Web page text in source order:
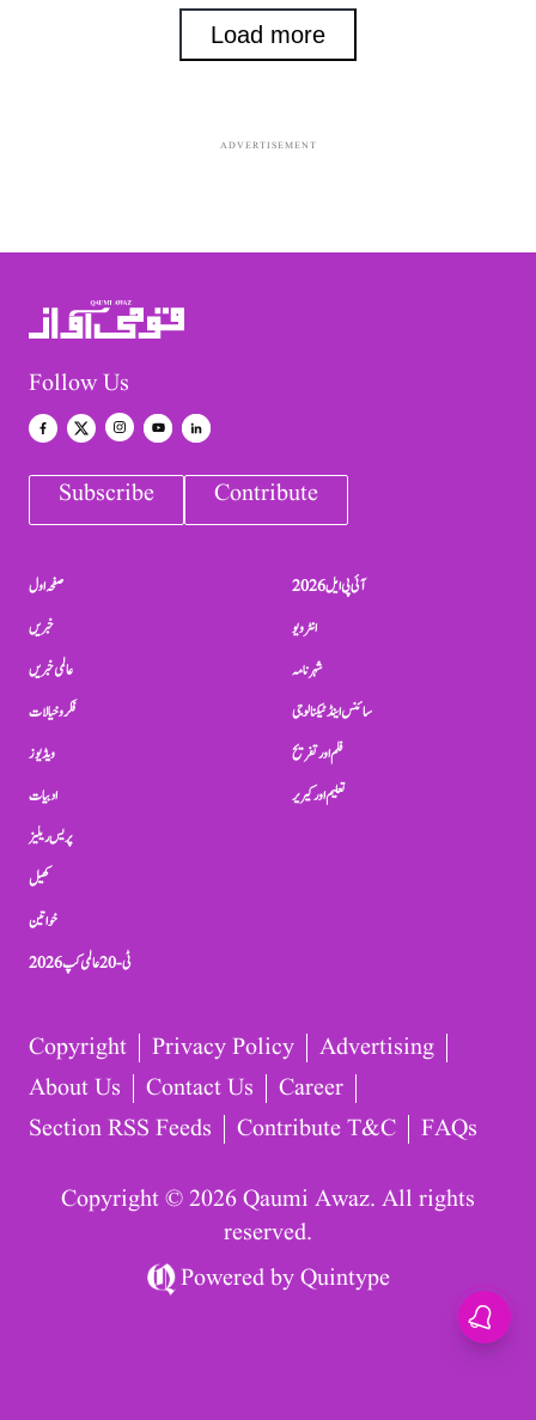
Load more
ADVERTISEMENT
Follow Us
Subscribe Contribute
صفحہ اول
خبریں
عالمی خبریں
فکر و خیالات
ویڈیوز
ادبیات
پریس ریلیز
کھیل
خواتین
ٹی-20 عالمی کپ 2026
آئی پی ایل 2026
انٹرویو
شہرنامہ
سائنس اینڈ ٹیکنالوجی
فلم اور تفریح
تعلیم اور کیریر
Copyright Privacy Policy
Advertising
About Us
Contact Us
Career
Section RSS Feeds
Contribute T&C FAQs
Copyright © 2026 Qaumi Awaz. All rights
reserved.
Powered byQuintype